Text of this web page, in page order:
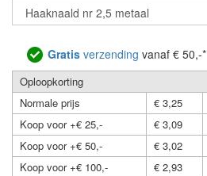
Gratis verzending vanaf € 50,-*
Oploopkorting
Normale prijs
€ 3,25
Koop voor +€ 25,-
€ 3,09
Koop voor +€ 50,-
€ 3,02
Koop voor +€ 100,-
€ 2,93